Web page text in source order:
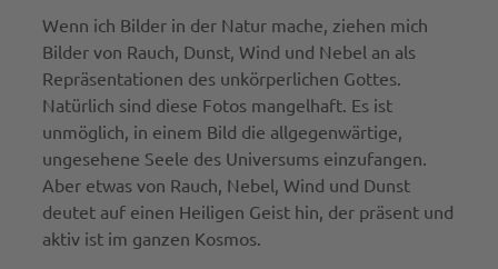
Wenn ich Bilder in der Natur mache, ziehen mich
Bilder von Rauch, Dunst, Wind und Nebel an als
Repräsentationen des unkörperlichen Gottes.
Natürlich sind diese Fotos mangelhaft. Es ist
unmöglich, in einem Bild die allgegenwärtige,
ungesehene Seele des Universums einzufangen.
Aber etwas von Rauch, Nebel, Wind und Dunst
deutet auf einen Heiligen Geist hin, der präsent und
aktiv ist im ganzen Kosmos.